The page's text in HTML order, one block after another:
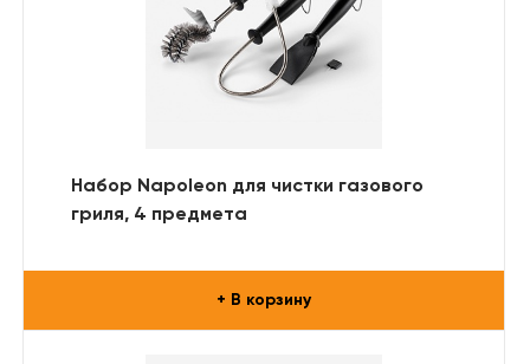
Набор Napoleon для чистки газового
гриля, 4 предмета
+ В корзину